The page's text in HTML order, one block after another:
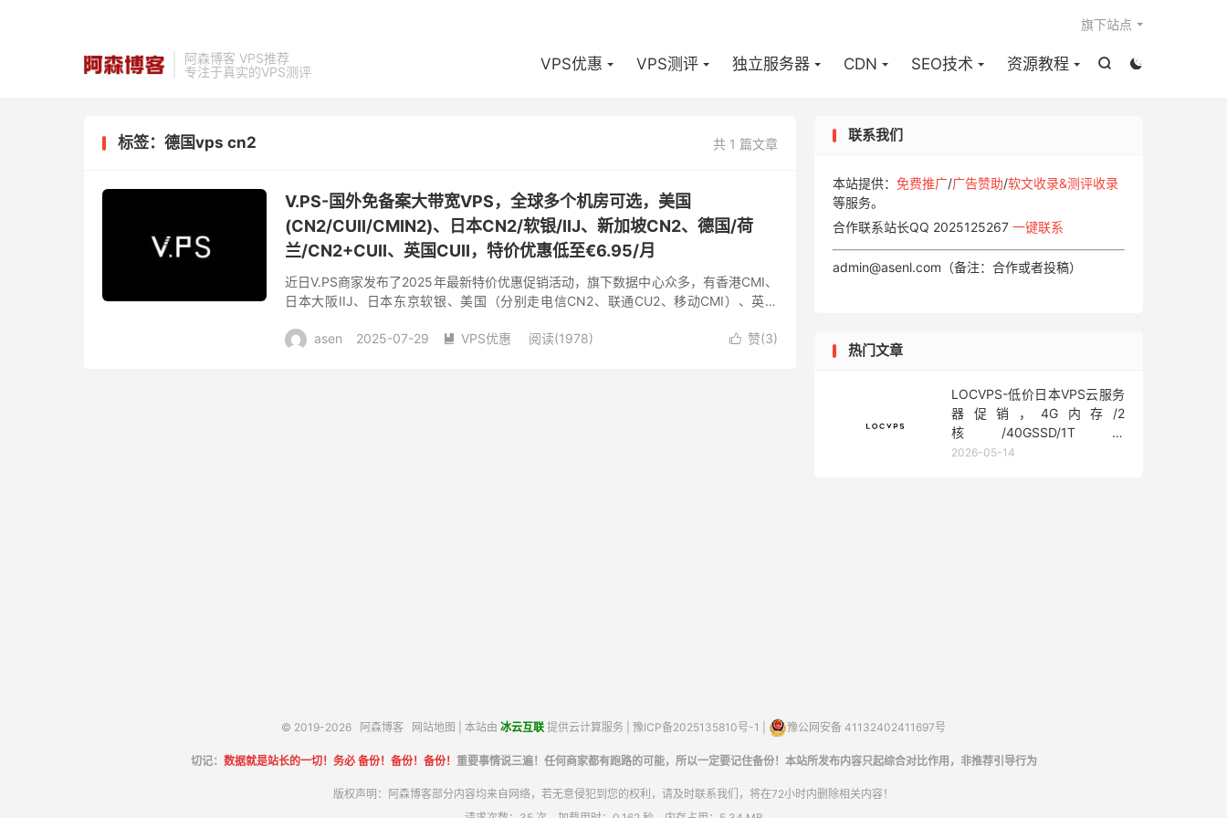
阿森博客 VPS推荐
专注于真实的VPS测评


VPS优惠 VPS测评 独立服务器 CDN SEO技术 资源教程
旗下站点
共 1 篇文章
标签：德国vps cn2
V.PS-国外免备案大带宽VPS，全球多个机房可选，美国
(CN2/CUII/CMIN2)、日本CN2/软银/IIJ、新加坡CN2、德国/荷
兰/CN2+CUII、英国CUII，特价优惠低至€6.95/月
近日V.PS商家发布了2025年最新特价优惠促销活动，旗下数据中心众多，有香港CMI、
日本大阪IIJ、日本东京软银、美国（分别走电信CN2、联通CU2、移动CMI）、英国
 赞(3)
asen 2025-07-29  VPS优惠 阅读(1978)
联系我们
本站提供： 免费推广/广告赞助/软文收录&测评收录
等服务。
合作联系站长QQ 2025125267 一键联系
admin@asenl.com（备注：合作或者投稿）
热门文章
LOCVPS-低价日本VPS云服务
器促销，4G内存/2
核/40GSSD/1T流
量/450Mbps带宽，低至36元/
2026-05-14
© 2019-2026 阿森博客 网站地图 | 本站由 冰云互联 提供云计算服务 | 豫ICP备2025135810号-1 豫公网安备 41132402411697号
切记： 数据就是站长的一切！务必 备份！备份！备份！ 重要事情说三遍！任何商家都有跑路的可能，所以一定要记住备份！本站所发布内容只起综合对比作用，非推荐引导行为
版权声明：阿森博客部分内容均来自网络，若无意侵犯到您的权利，请及时联系我们，将在72小时内删除相关内容！